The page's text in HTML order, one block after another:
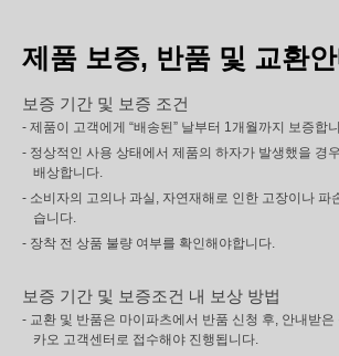
제품 보증, 반품 및 교환안
보증 기간 및 보증 조건
- 제품이 고객에게 “배송된” 날부터 1개월까지 보증합
- 정상적인 사용 상태에서 제품의 하자가 발생했을 경
배상합니다.
- 소비자의 고의나 과실, 자연재해로 인한 고장이나 파
습니다.
- 장착 전 상품 불량 여부를 확인해야합니다.
보증 기간 및 보증조건 내 보상 방법
- 교환 및 반품은 마이파츠에서 반품 신청 후, 안내받
카오 고객센터로 접수해야 진행됩니다.